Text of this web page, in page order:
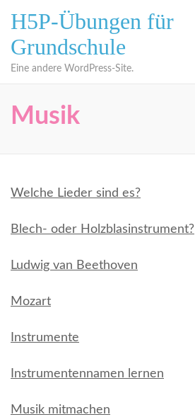
Inhalt
springen
(Eingabetaste
drücken)
H5P-Übungen für
Grundschule
Eine andere WordPress-Site.
Musik
Welche Lieder sind es?
Blech- oder Holzblasinstrument?
Ludwig van Beethoven
Mozart
Instrumente
Instrumentennamen lernen
Musik mitmachen